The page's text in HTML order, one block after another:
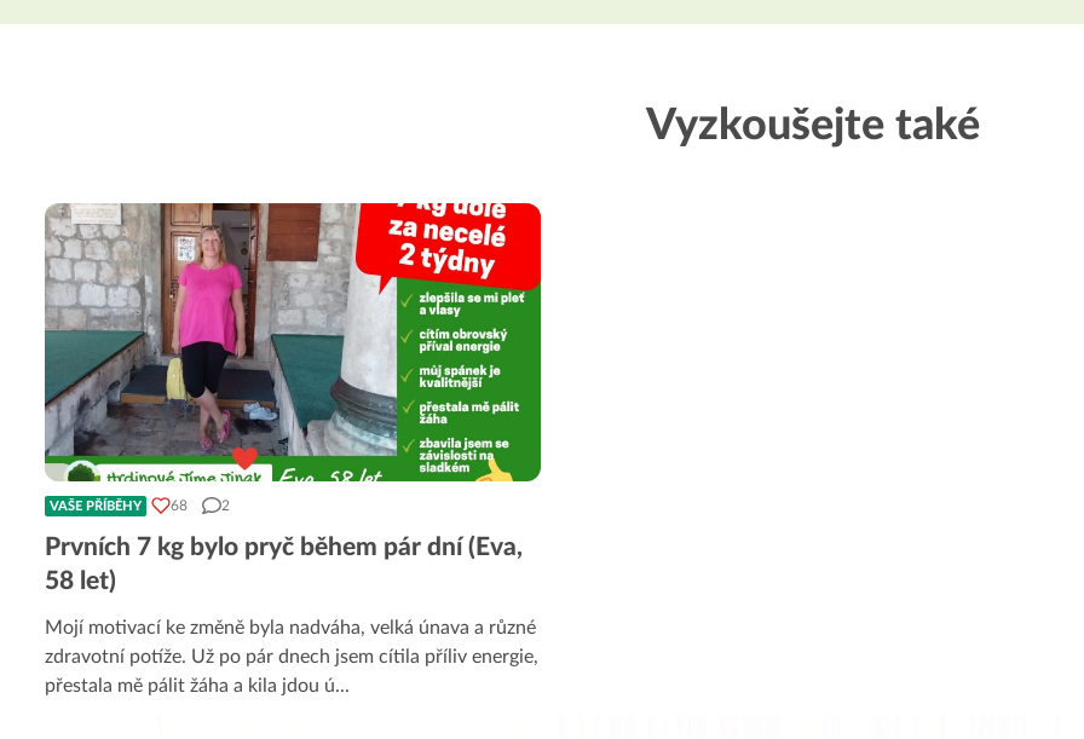
Vyzkoušejte také
VAŠE PŘÍBĚHY 68 2
Prvních 7 kg bylo pryč během pár dní (Eva,
58 let)
Mojí motivací ke změně byla nadváha, velká únava a různé
zdravotní potíže. Už po pár dnech jsem cítila příliv energie,
přestala mě pálit žáha a kila jdou ú...